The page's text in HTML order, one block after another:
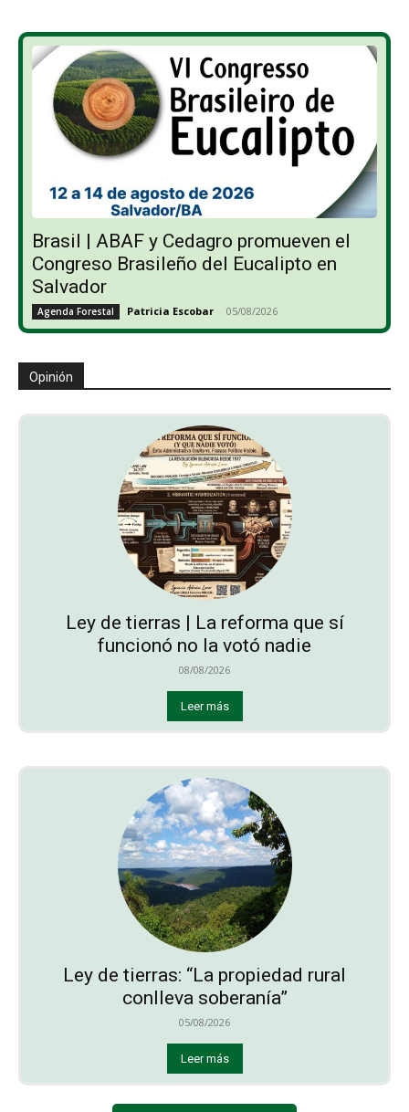
Brasil | ABAF y Cedagro promueven el
Congreso Brasileño del Eucalipto en
Salvador
Agenda Forestal Patricia Escobar - 05/08/2026
Opinión
Ley de tierras | La reforma que sí
funcionó no la votó nadie
08/08/2026
Leer más
Ley de tierras: “La propiedad rural
conlleva soberanía”
05/08/2026
Leer más